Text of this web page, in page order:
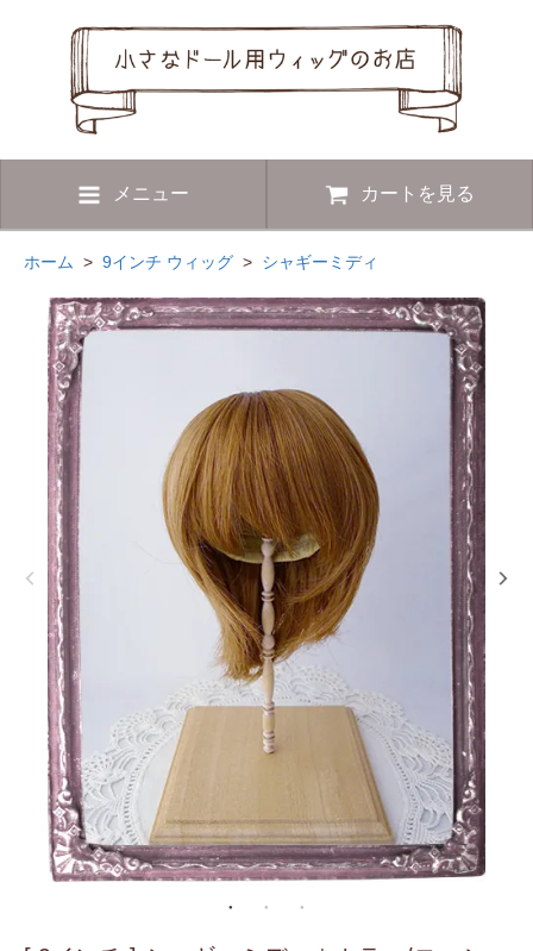
メニュー カートを見る
ホーム > 9インチ ウィッグ > シャギーミディ